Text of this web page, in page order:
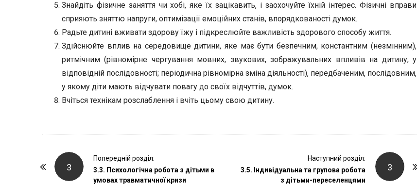
Знайдіть фізичне заняття чи хобі, яке їх зацікавить, і заохочуйте їхній інтерес. Фізичні вправи
сприяють зняттю напруги, оптимізації емоційних станів, впорядкованості думок.
Радьте дитині вживати здорову їжу і підкреслюйте важливість здорового способу життя.
Здійснюйте вплив на середовище дитини, яке має бути безпечним, константним (незмінним),
ритмічним (рівномірне чергування мовних, звукових, зображувальних впливів на дитину, у
відповідній послідовності; періодична рівномірна зміна діяльності), передбаченим, послідовним,
у якому діти мають відчувати повагу до своїх відчуттів, думок.
Вчіться технікам розслаблення і вчіть цьому свою дитину.
3
Попередній розділ:
3.3. Психологічна робота з дітьми в
умовах травматичної кризи
3
Наступний розділ:
3.5. Індивідуальна та групова робота
з дітьми-переселенцями